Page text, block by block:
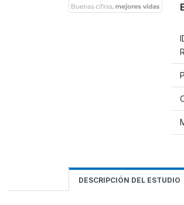
DESCRIPCIÓN DEL ESTUDIO